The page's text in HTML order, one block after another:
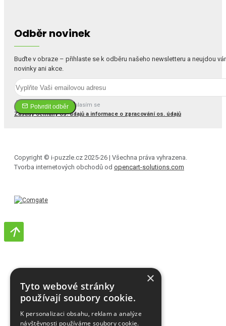
Odběr novinek
Buďte v obraze – přihlaste se k odběru našeho newsletteru a neujdou
novinky ani akce.
Potvrdit odběr
Četl(a) jsem a souhlasím se
Zásady ochrany os. údajů a informace o zpracování os. údajů
Copyright © i-puzzle.cz 2025-26 | Všechna práva vyhrazena.
Tvorba internetových obchodů od opencart-solutions.com
×
Tyto webové stránky
používají soubory cookie.
K personalizaci obsahu, reklam a analýze
návštěvnosti používáme soubory cookie.